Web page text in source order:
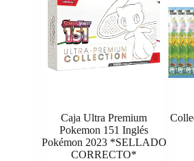
Caja Ultra Premium
Pokemon 151 Inglés
Pokémon 2023 *SELLADO
CORRECTO*